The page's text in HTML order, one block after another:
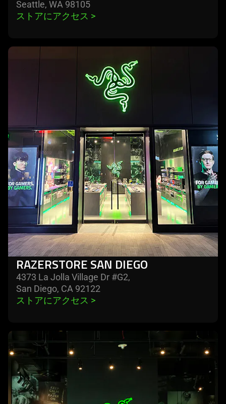
Seattle, WA 98105
ストアにアクセス >
learn
razerstore
RAZERSTORE SAN DIEGO
4373 La Jolla Village Dr #G2,
San Diego, CA 92122
ストアにアクセス >
more
razerstore
paramus